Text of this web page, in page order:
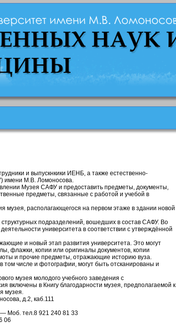
и выпускнкики ИЕНБ, а также естественно-
имени М.В. Ломоносова.
Музея САФУ и предоставить предметы, документы,
предметы, связанные с работой и учебой в
музея, располагающегося на первом этаже в здании новой
подразделений, вошедших в состав САФУ. Во
университета в соответствии с утверждённой
и новый этап развития университета. Это могут
флажки, копии или оригиналы документов, копии
и прочие предметы, отражающие историю вуза.
числе и фотографии, могут быть отсканированы и
музея молодого учебного заведения с
включены в Книгу благодарности музея, предполагаемой к
музея.
д.2, каб.111
Моб. тел.8 921 240 81 33
06